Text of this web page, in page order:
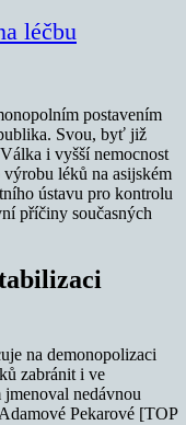
léčbu
postavením
Svou, byť již
i vyšší nemocnost
léků na asijském
ústavu pro kontrolu
příčiny současných
na demonopolizaci
zabránit i ve
nedávnou
Pekarové [TOP